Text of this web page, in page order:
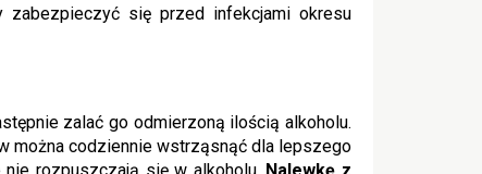
zabezpieczyć się przed infekcjami okresu
zalać go odmierzoną ilością alkoholu.
można codziennie wstrząsnąć dla lepszego